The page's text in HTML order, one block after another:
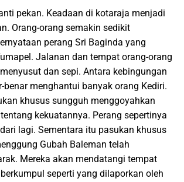
pekan. Keadaan di kotaraja menjadi
Orang-orang semakin sedikit
perang Sri Baginda yang
Jalanan dan tempat orang-orang
dan sepi. Antara kebingungan
benar menghantui banyak orang Kediri.
khusus sungguh menggoyahkan
kekuatannya. Perang sepertinya
lagi. Sementara itu pasukan khusus
Gubah Baleman telah
Mereka akan mendatangi tempat
seperti yang dilaporkan oleh